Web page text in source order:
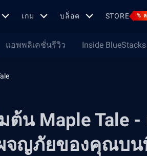
เกม บล็อค STORE %
แอพพลิเคชั่นรีวิว Inside BlueStacks
ต้น Maple Tale
จญภัยของคุณบ